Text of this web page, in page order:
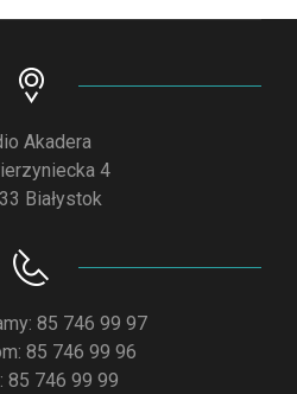
Akadera
4
Białystok
85 746 99 97
85 746 99 96
85 746 99 99